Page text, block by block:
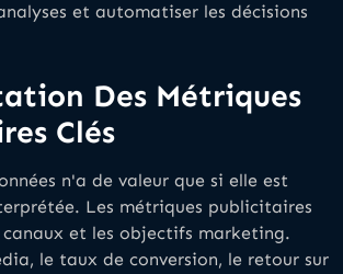
et automatiser les décisions
Des Métriques
Clés
n'a de valeur que si elle est
Les métriques publicitaires
et les objectifs marketing.
le taux de conversion, le retour sur